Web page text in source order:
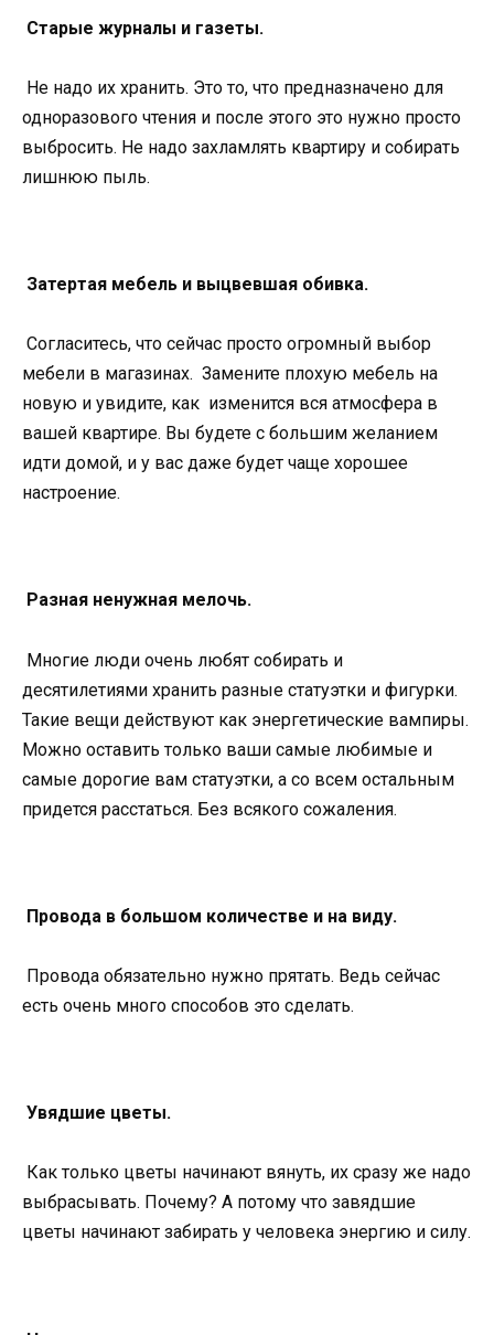
Старые журналы и газеты.
Не надо их хранить. Это то, что предназначено для
одноразового чтения и после этого это нужно просто
выбросить. Не надо захламлять квартиру и собирать
лишнюю пыль.
Затертая мебель и выцвевшая обивка.
Согласитесь, что сейчас просто огромный выбор
мебели в магазинах. Замените плохую мебель на
новую и увидите, как изменится вся атмосфера в
вашей квартире. Вы будете с большим желанием
идти домой, и у вас даже будет чаще хорошее
настроение.
Разная ненужная мелочь.
Многие люди очень любят собирать и
десятилетиями хранить разные статуэтки и фигурки.
Такие вещи действуют как энергетические вампиры.
Можно оставить только ваши самые любимые и
самые дорогие вам статуэтки, а со всем остальным
придется расстаться. Без всякого сожаления.
Провода в большом количестве и на виду.
Провода обязательно нужно прятать. Ведь сейчас
есть очень много способов это сделать.
Увядшие цветы.
Как только цветы начинают вянуть, их сразу же надо
выбрасывать. Почему? А потому что завядшие
цветы начинают забирать у человека энергию и силу.